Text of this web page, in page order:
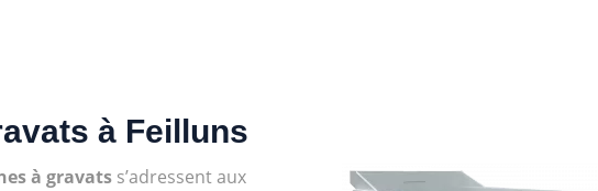
à Feilluns
à gravatss’adressent aux